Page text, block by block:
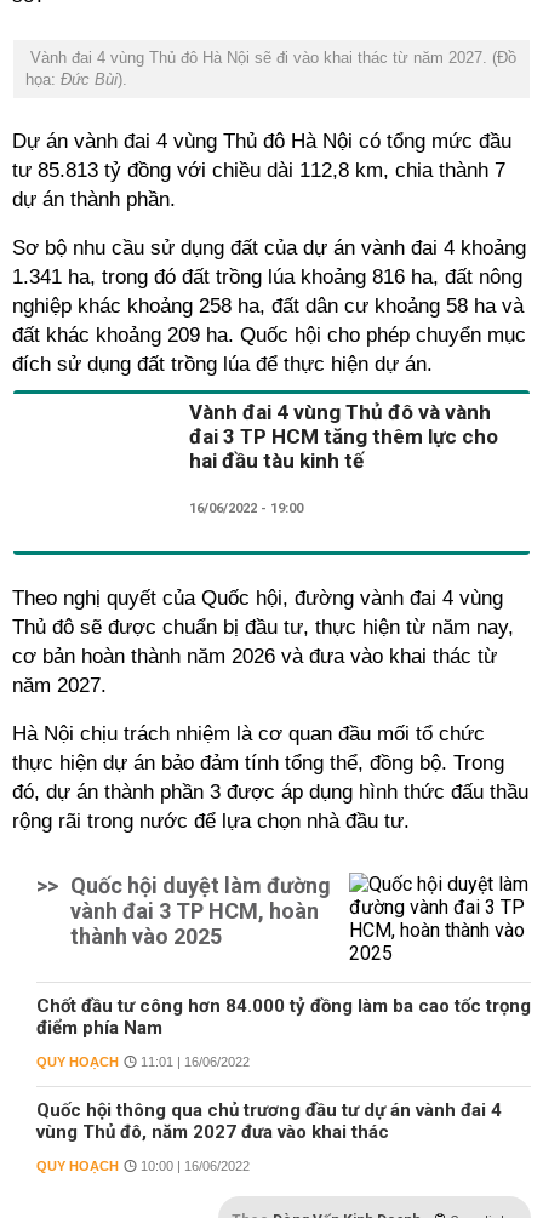
Vành đai 4 vùng Thủ đô Hà Nội sẽ đi vào khai thác từ năm 2027. (Đồ
họa: Đức Bùi).
Dự án vành đai 4 vùng Thủ đô Hà Nội có tổng mức đầu
tư 85.813 tỷ đồng với chiều dài 112,8 km, chia thành 7
dự án thành phần.
Sơ bộ nhu cầu sử dụng đất của dự án vành đai 4 khoảng
1.341 ha, trong đó đất trồng lúa khoảng 816 ha, đất nông
nghiệp khác khoảng 258 ha, đất dân cư khoảng 58 ha và
đất khác khoảng 209 ha. Quốc hội cho phép chuyển mục
đích sử dụng đất trồng lúa để thực hiện dự án.
Vành đai 4 vùng Thủ đô và vành
đai 3 TP HCM tăng thêm lực cho
hai đầu tàu kinh tế
16/06/2022 - 19:00
Theo nghị quyết của Quốc hội, đường vành đai 4 vùng
Thủ đô sẽ được chuẩn bị đầu tư, thực hiện từ năm nay,
cơ bản hoàn thành năm 2026 và đưa vào khai thác từ
năm 2027.
Hà Nội chịu trách nhiệm là cơ quan đầu mối tổ chức
thực hiện dự án bảo đảm tính tổng thể, đồng bộ. Trong
đó, dự án thành phần 3 được áp dụng hình thức đấu thầu
rộng rãi trong nước để lựa chọn nhà đầu tư.
>> Quốc hội duyệt làm đường
vành đai 3 TP HCM, hoàn
thành vào 2025
Chốt đầu tư công hơn 84.000 tỷ đồng làm ba cao tốc trọng
điểm phía Nam
QUY HOẠCH 11:01 | 16/06/2022
Quốc hội thông qua chủ trương đầu tư dự án vành đai 4
vùng Thủ đô, năm 2027 đưa vào khai thác
QUY HOẠCH 10:00 | 16/06/2022